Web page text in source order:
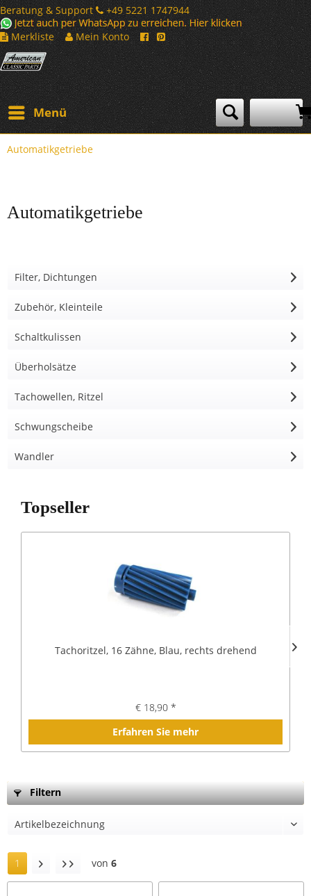
Beratung & Support
+49 5221 1747944
Merkliste
Mein Konto
Menü
Automatikgetriebe
Automatikgetriebe
Filter, Dichtungen
Zubehör, Kleinteile
Schaltkulissen
Überholsätze
Tachowellen, Ritzel
Schwungscheibe
Wandler
Topseller
Tachoritzel, 16 Zähne, Blau, rechts drehend
€ 18,90 *
Erfahren Sie mehr
Filtern
1 von 6